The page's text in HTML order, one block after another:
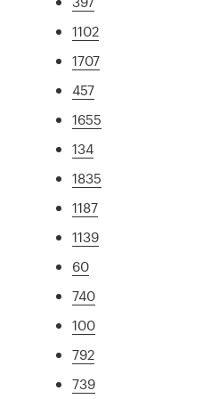
1102
1707
457
1655
134
1835
1187
1139
60
740
100
792
739